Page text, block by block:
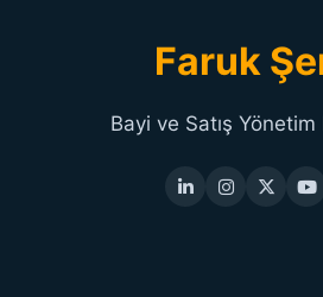
Faruk
Bayi ve Satış Yönetim